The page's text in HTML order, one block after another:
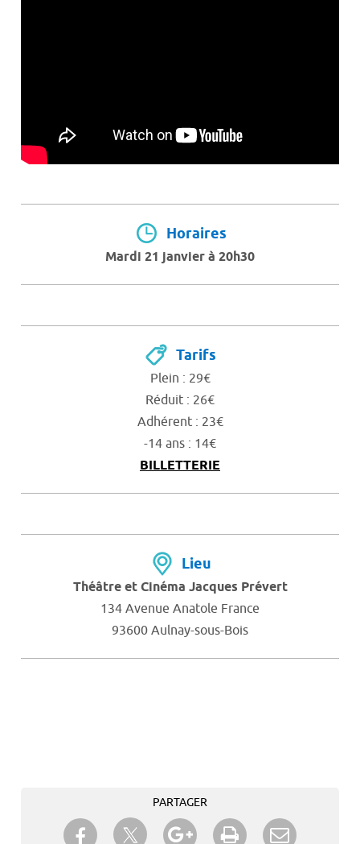
Horaires
Mardi 21 janvier à 20h30
Tarifs
Plein : 29€
Réduit : 26€
Adhérent : 23€
-14 ans : 14€
BILLETTERIE
Lieu
Théâtre et Cinéma Jacques Prévert
134 Avenue Anatole France
93600 Aulnay-sous-Bois
PARTAGER
Partager sur Facebook
Partager sur TwitterPartager sur Google+
Imprimer